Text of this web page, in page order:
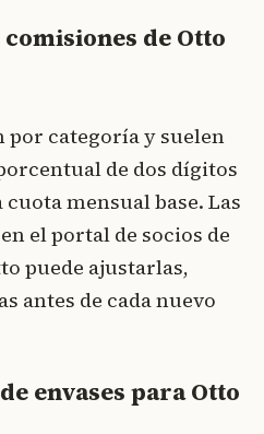
comisiones de Otto
por categoría y suelen
de dos dígitos
mensual base. Las
el portal de socios de
puede ajustarlas,
antes de cada nuevo
envases para Otto